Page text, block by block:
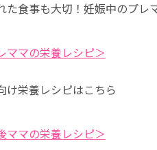
た食事も大切！妊娠中のプレ
ママの栄養レシピ＞
け栄養レシピはこちら
ママの栄養レシピ＞